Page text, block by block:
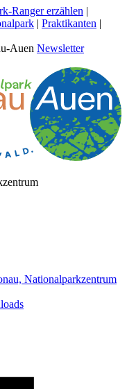
Ranger erzählen |
| Praktikanten |
Auen Newsletter
Nationalparkzentrum